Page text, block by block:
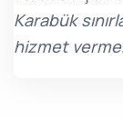
Karabük
hizmet